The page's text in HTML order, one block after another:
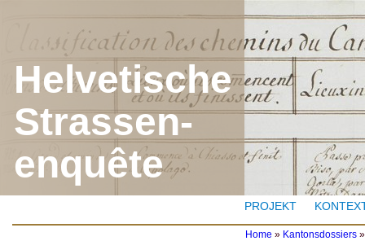
Helvetische
Strassen-
enquête
PROJEKT
Home » Kantonsdossiers